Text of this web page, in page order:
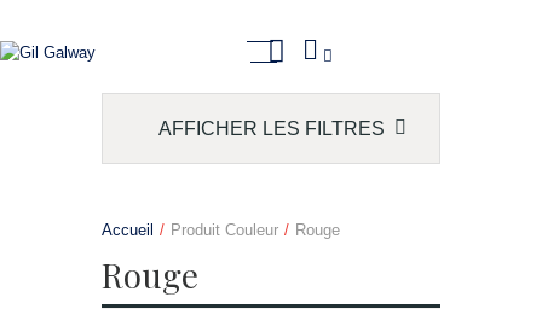
PRÊT À PORTER
SERVICE RETOUCHE
Accueil Produit Couleur Rouge
Rouge
AFFICHER LES FILTRES